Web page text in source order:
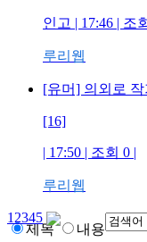
인고 | 17:46 | 조회
루리웹
[유머] 의외로 작
[16]
| 17:50 | 조회 0 |
루리웹
1 2345
제목 내용